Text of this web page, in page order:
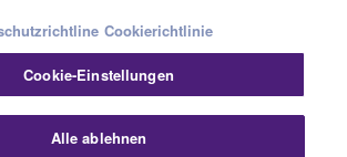
Datenschutzerklärung
CookierichtlinieImpressum
Cookierichtlinie
Cookie-Einstellungen
Alle ablehnen